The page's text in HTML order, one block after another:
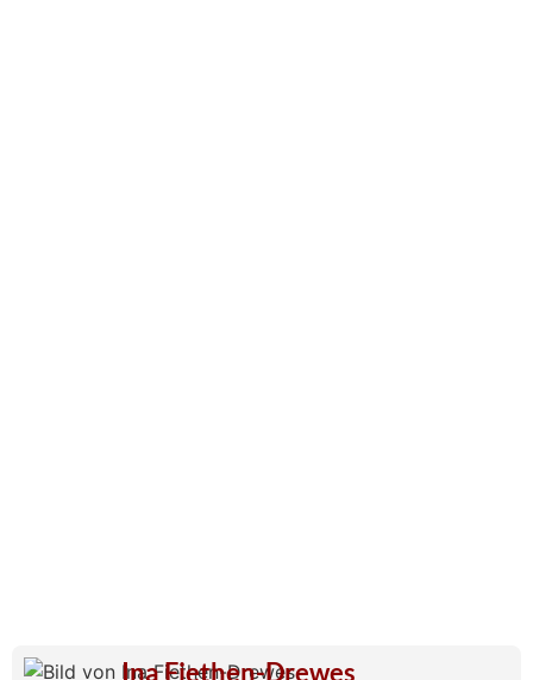
Ina Fiethen-Drewes